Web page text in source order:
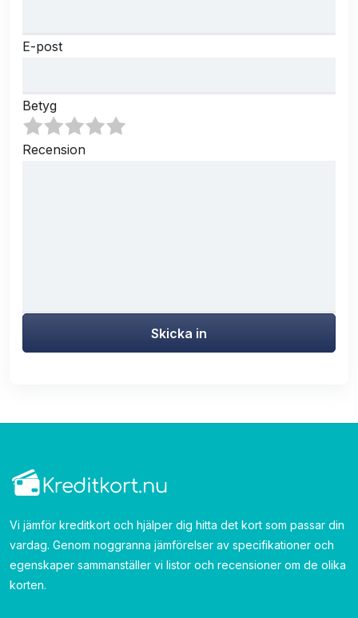
E-post
Betyg
Recension
Skicka in
Vi jämför kreditkort och hjälper dig hitta det kort som passar din
vardag. Genom noggranna jämförelser av specifikationer och
egenskaper sammanställer vi listor och recensioner om de olika
korten.